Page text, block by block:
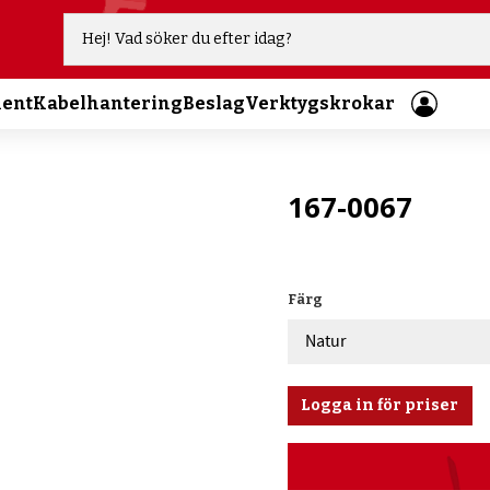
KabelhanteringBeslagVerktygskrokar
167-0067
Färg
Logga in för priser